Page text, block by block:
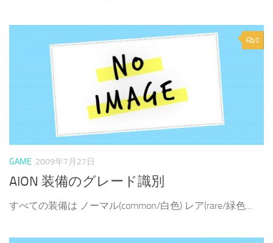
0
GAME 2009年7月27日
AION 装備のグレード識別
すべての装備は ノーマル(common/白色) レア(rare/緑色...